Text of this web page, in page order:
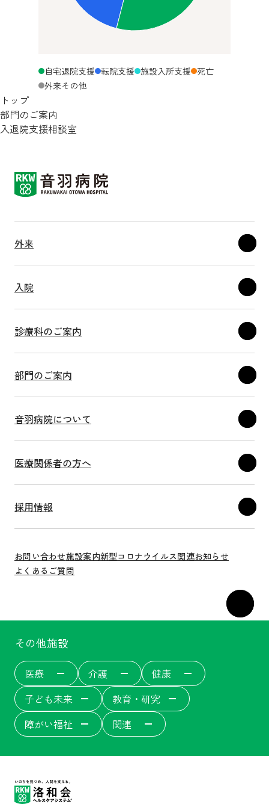
トップ
部門のご案内
入退院支援相談室
自宅退院支援 転院支援 施設入所支援 死亡
外来その他
お問い合わせ施設案内新型コロナウイルス関連お知らせ
よくあるご質問
外来
入院
診療科のご案内
部門のご案内
音羽病院について
医療関係者の方へ
採用情報
その他施設
医療 介護
健康
子ども未来
教育・研究
障がい福祉
関連
洛和会音羽病院
洛和会丸太町病院
洛和会音羽リハビリテーション病院
介護サービス
介護付有料老人ホーム
洛和会医療介護サービスセンター
洛和会音羽病院健診センター
洛和メディカルスポーツ京都丸太町
洛和東桂坂保育園
洛和桂小規模保育園
守山市立吉身保育園
洛和会京都看護学校
洛和会京都医学教育センター
障がい者福祉施設 障がい者就労支援事業所
居宅介護支援事業[ウェルネット]
障がい者労働支援事業